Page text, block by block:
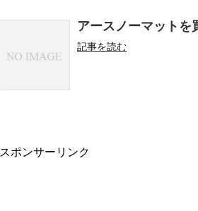
アースノーマットを
記事を読む
スポンサーリンク